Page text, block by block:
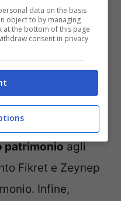
ladradibiciclette.it
nei prossimi
di metabolizzare
decide di
un grande gesto
di
patrimonio agli
Fikret e Zeynep
Infine,
data on the basis
object to by managing
at the bottom of this page
consent in privacy